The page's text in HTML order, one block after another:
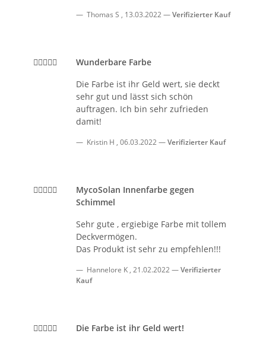
Thomas S , 13.03.2022 Verifizierter Kauf
Wunderbare Farbe
Die Farbe ist ihr Geld wert, sie deckt
sehr gut und lässt sich schön
auftragen. Ich bin sehr zufrieden
damit!
Kristin H , 06.03.2022 Verifizierter Kauf
MycoSolan Innenfarbe gegen
Schimmel
Sehr gute , ergiebige Farbe mit tollem
Deckvermögen.
Das Produkt ist sehr zu empfehlen!!!
Hannelore K , 21.02.2022
Verifizierter
Kauf
Die Farbe ist ihr Geld wert!